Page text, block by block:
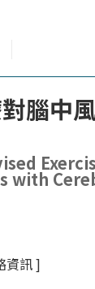
腦中
with
資訊]